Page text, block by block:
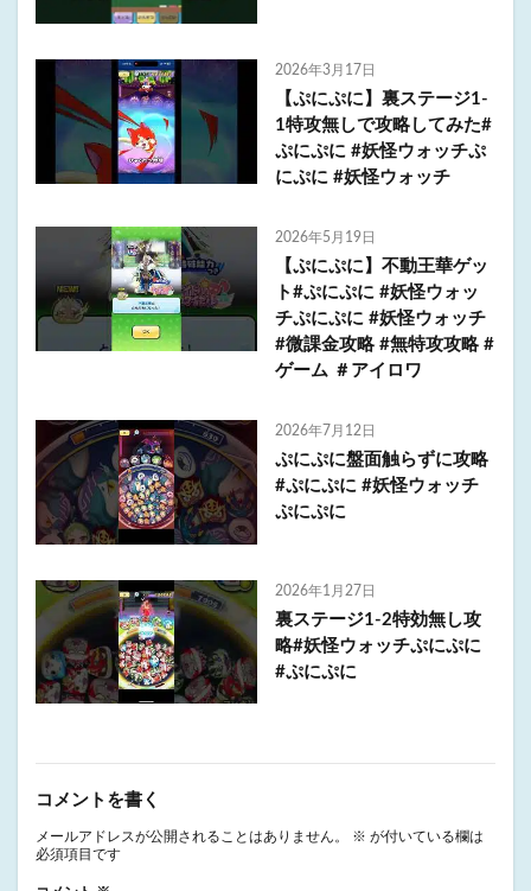
2026年3月17日
【ぷにぷに】裏ステージ1-
1特攻無しで攻略してみた#
ぷにぷに #妖怪ウォッチぷ
にぷに #妖怪ウォッチ
2026年5月19日
【ぷにぷに】不動王華ゲッ
ト#ぷにぷに #妖怪ウォッ
チぷにぷに #妖怪ウォッチ
#微課金攻略 #無特攻攻略 #
ゲーム ＃アイロワ
2026年7月12日
ぷにぷに盤面触らずに攻略
#ぷにぷに #妖怪ウォッチ
ぷにぷに
2026年1月27日
裏ステージ1-2特効無し攻
略#妖怪ウォッチぷにぷに
#ぷにぷに
コメントを書く
メールアドレスが公開されることはありません。 ※ が付いている欄は
必須項目です